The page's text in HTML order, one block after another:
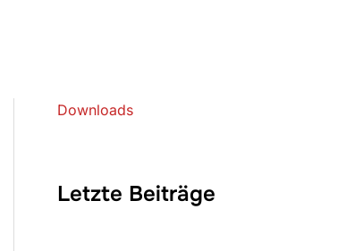
Downloads
Letzte Beiträge